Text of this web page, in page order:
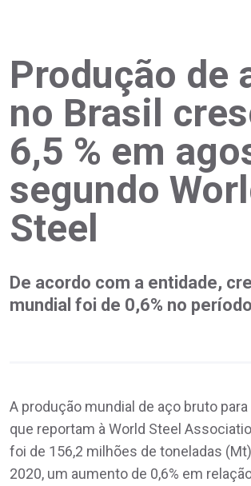
Produção de
no Brasil
6,5 % em
segundo
Steel
De acordo com a entidade,
mundial foi de 0,6% no
A produção mundial de aço bruto
que reportam à World Steel
foi de 156,2 milhões de toneladas
2020, um aumento de 0,6% em